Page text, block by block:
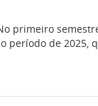
primeiro
período de 2025,